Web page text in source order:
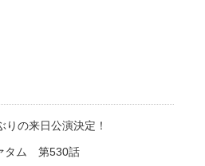
の来日公演決定！
タム 第530話